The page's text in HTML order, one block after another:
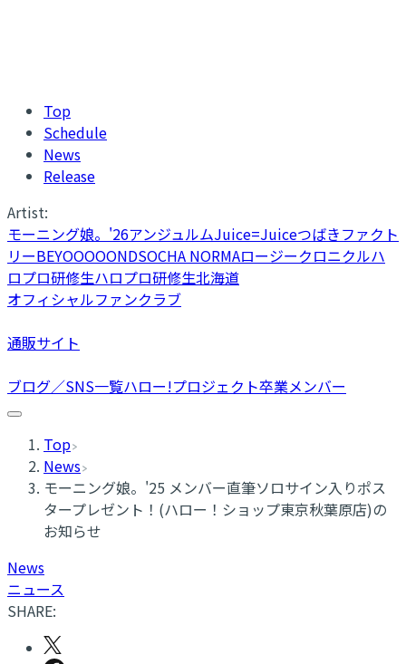
Top
Schedule
News
Release
Artist:
モーニング娘。'26アンジュルムJuice=Juiceつばきファクト
リーBEYOOOOONDSOCHA NORMAロージークロニクルハ
ロプロ研修生ハロプロ研修生北海道
オフィシャルファンクラブ
通販サイト
ブログ／SNS一覧ハロー!プロジェクト卒業メンバー
Top
News
モーニング娘。'25 メンバー直筆ソロサイン入りポス
タープレゼント！(ハロー！ショップ東京秋葉原店)の
お知らせ
News
ニュース
SHARE: